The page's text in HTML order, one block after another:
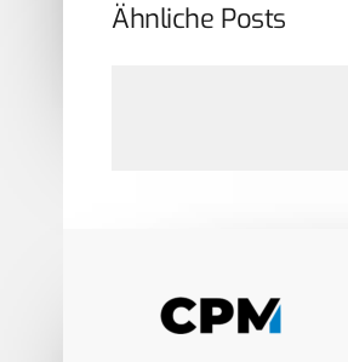
Ähnliche Posts